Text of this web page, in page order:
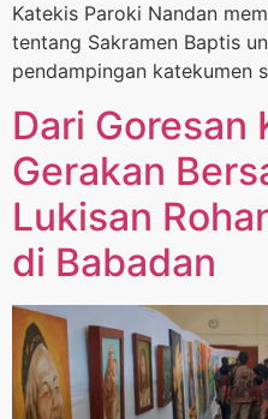
Katekis Paroki Nandan
tentang Sakramen Baptis
pendampingan katekumen
Dari Goresan
Gerakan
Lukisan
di Babadan